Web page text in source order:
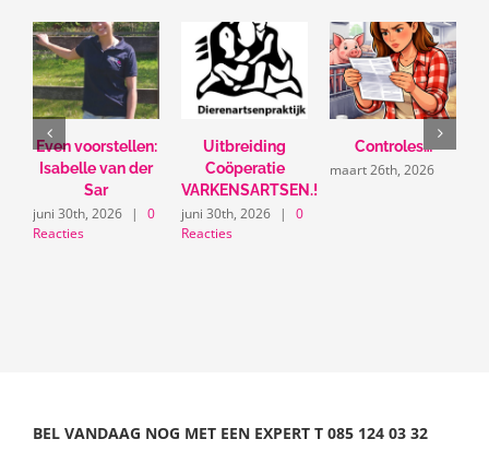
Even voorstellen:
Isabelle van der
Sar
juni 30th, 2026 |
0
Reacties
Uitbreiding
Coöperatie
VARKENSARTSEN.!
juni 30th, 2026 |
0
Reacties
Controles…
maart 26th, 2026
BEL VANDAAG NOG MET EEN EXPERT T 085 124 03 32